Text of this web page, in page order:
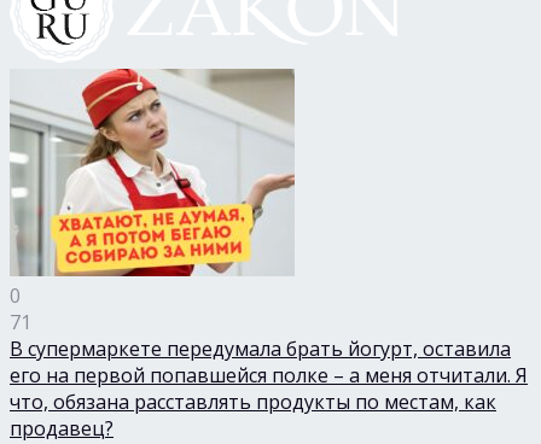
0
71
В супермаркете передумала брать йогурт, оставила
его на первой попавшейся полке – а меня отчитали. Я
что, обязана расставлять продукты по местам, как
продавец?